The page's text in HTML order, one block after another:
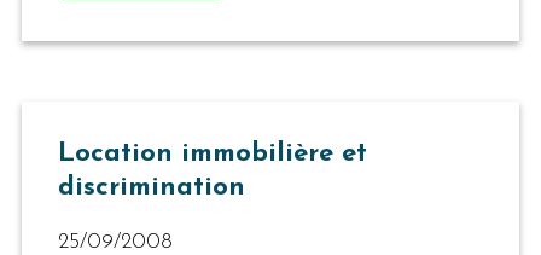
Location immobilière et
discrimination
25/09/2008